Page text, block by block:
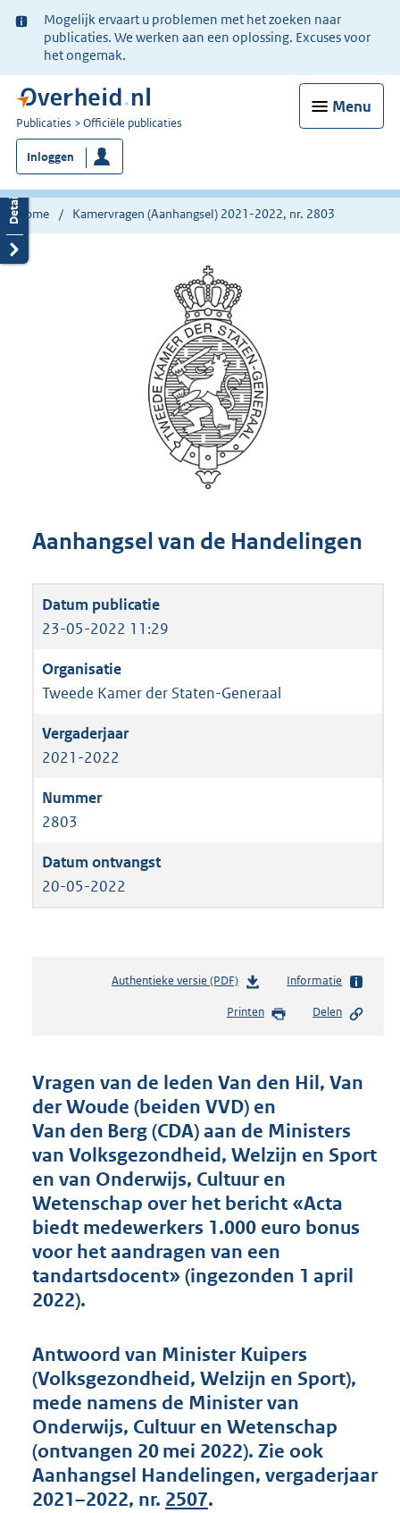
Ter
informatie:
Mogelijk ervaart u problemen met het zoeken naar
publicaties. We werken aan een oplossing. Excuses voor
het ongemak.
Menu
U
bent
nu
hier:
Publicaties Officiële publicaties
Inloggen
Home Kamervragen (Aanhangsel) 2021-2022, nr. 2803
Aanhangsel van de Handelingen
23-05-2022 11:29
Tweede Kamer der Staten-Generaal
2021-2022
2803
20-05-2022
Authentieke versie (PDF)b
s
d
s
g
r
o
t
t
:
4
Informatie
Printen Delen
Vragen van de leden Van den Hil, Van
der Woude (beiden VVD) en
Van den Berg (CDA) aan de Ministers
van Volksgezondheid, Welzijn en Sport
en van Onderwijs, Cultuur en
Wetenschap over het bericht «Acta
biedt medewerkers 1.000 euro bonus
voor het aandragen van een
tandartsdocent» (ingezonden 1 april
2022).
Antwoord van Minister Kuipers
(Volksgezondheid, Welzijn en Sport),
mede namens de Minister van
Onderwijs, Cultuur en Wetenschap
(ontvangen 20 mei 2022). Zie ook
Aanhangsel Handelingen, vergaderjaar
2021–2022, nr. 2507.